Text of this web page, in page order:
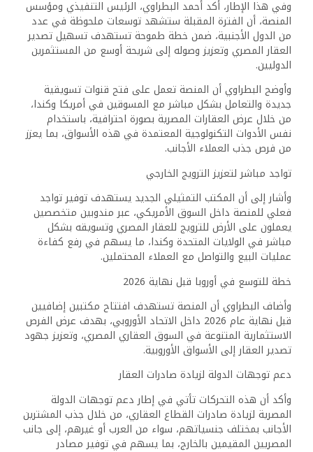
وفي هذا الإطار، أكد أحمد البطراوي، الرئيس التنفيذي ومؤسس
المنصة، أن الفترة المقبلة ستشهد توسعات ملحوظة في عدد
من الدول الأجنبية، ضمن خطة طموحة تستهدف تسهيل تصدير
العقار المصري وتعزيز وصوله إلى شريحة أوسع من المستثمرين
الدوليين.
وأوضح البطراوي أن المنصة تعمل على فتح قنوات تسويقية
جديدة والتعامل بشكل مباشر مع المسوقين في أمريكا وكندا،
من خلال عرض العقارات المصرية بصورة احترافية، باستخدام
نفس الأدوات التكنولوجية المعتمدة في هذه الأسواق، بما يعزز
من فرص جذب العملاء الأجانب.
تواجد مباشر لتعزيز الترويج الخارجي
وأشار إلى أن المكتب التمثيلي الجديد يستهدف توفير تواجد
فعلي للمنصة داخل السوق الأمريكي، عبر مندوبين متخصصين
يعملون على الأرض للترويج للعقار المصري وتسويقه بشكل
مباشر في الولايات المتحدة وكندا، ما يسهم في رفع كفاءة
عمليات البيع والتواصل مع العملاء المحتملين.
خطة للتوسع في أوروبا قبل نهاية 2026
وأضاف البطراوي أن المنصة تستهدف افتتاح مكتبين إضافيين
قبل نهاية عام 2026 داخل الاتحاد الأوروبي، بهدف عرض الفرص
الاستثمارية المتنوعة في السوق العقاري المصري، وتعزيز جهود
تصدير العقار إلى الأسواق الأوروبية.
دعم توجهات الدولة لزيادة صادرات العقار
وأكد أن هذه التحركات تأتي في إطار دعم توجهات الدولة
المصرية لزيادة صادرات القطاع العقاري، من خلال جذب المشترين
الأجانب بمختلف جنسياتهم، سواء من العرب أو غيرهم، إلى جانب
المصريين المقيمين بالخارج، بما يسهم في توفير مصادر